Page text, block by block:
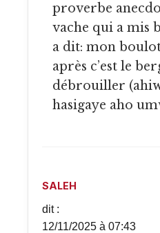
proverbe
vache qui a mis
a dit: mon
après c’est le
débrouiller
hasigaye aho
SALEH
dit :
12/11/2025 à 07:43